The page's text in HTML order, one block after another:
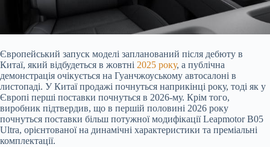
Європейський запуск моделі запланований після дебюту в
Китаї, який відбудеться в жовтні 2025 року, а публічна
демонстрація очікується на Гуанчжоуському автосалоні в
листопаді. У Китаї продажі почнуться наприкінці року, тоді як у
Європі перші поставки почнуться в 2026-му. Крім того,
виробник підтвердив, що в першій половині 2026 року
почнуться поставки більш потужної модифікації Leapmotor B05
Ultra, орієнтованої на динамічні характеристики та преміальні
комплектації.